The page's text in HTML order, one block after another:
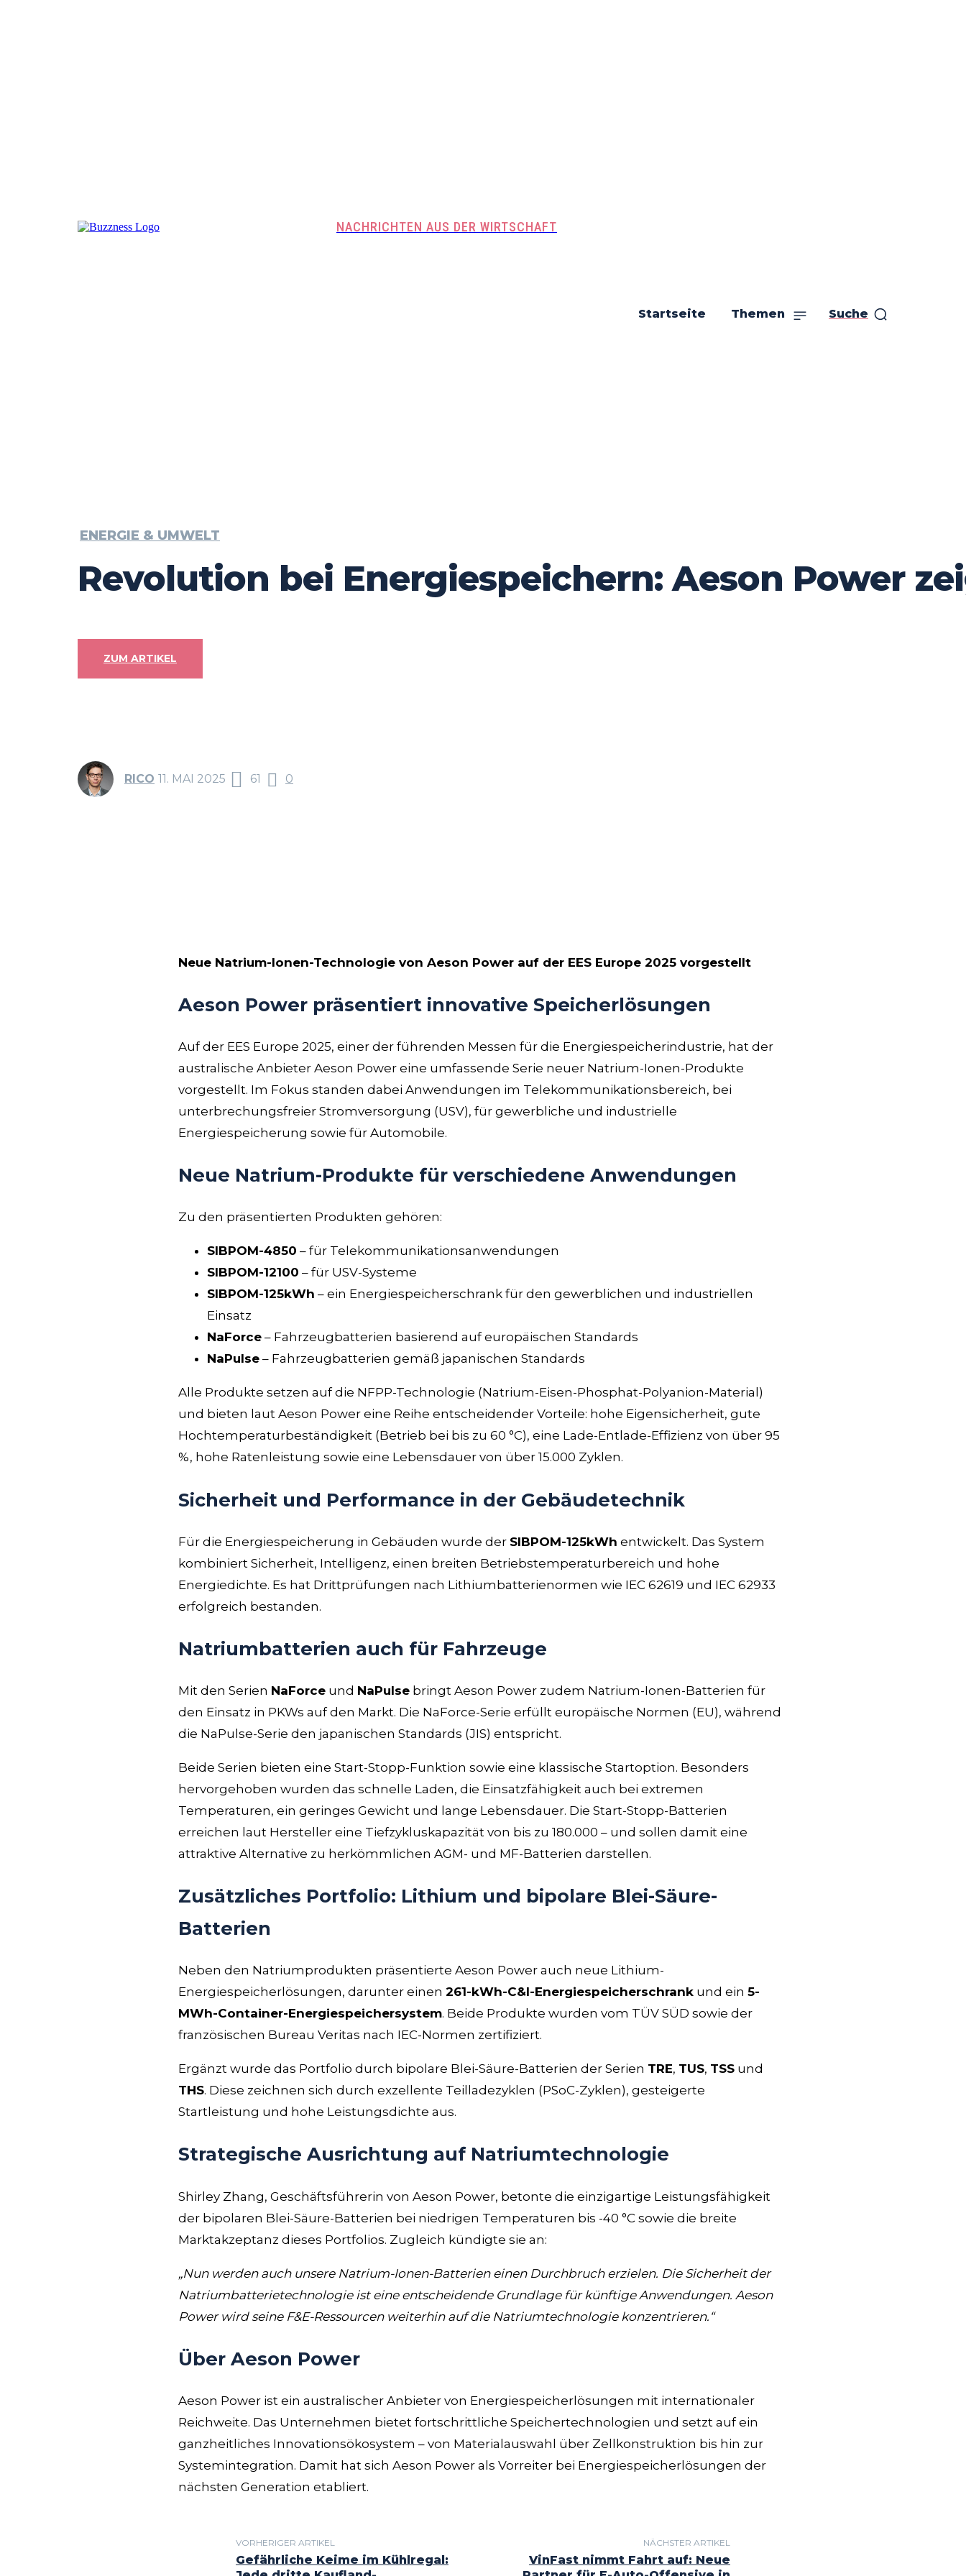
NACHRICHTEN AUS DER WIRTSCHAFT
Startseite Themen Suche
ENERGIE & UMWELT
Revolution bei Energiespeichern: Aeson Power
ZUM ARTIKEL
RICO 11. MAI 2025 61 0
Neue Natrium-Ionen-Technologie von Aeson Power auf der EES Europe 2025 vorgestellt
Aeson Power präsentiert innovative Speicherlösungen
Auf der EES Europe 2025, einer der führenden Messen für die Energiespeicherindustrie, hat der
australische Anbieter Aeson Power eine umfassende Serie neuer Natrium-Ionen-Produkte
vorgestellt. Im Fokus standen dabei Anwendungen im Telekommunikationsbereich, bei
unterbrechungsfreier Stromversorgung (USV), für gewerbliche und industrielle
Energiespeicherung sowie für Automobile.
Neue Natrium-Produkte für verschiedene Anwendungen
Zu den präsentierten Produkten gehören:
SIBPOM-4850 – für Telekommunikationsanwendungen
SIBPOM-12100 – für USV-Systeme
SIBPOM-125kWh – ein Energiespeicherschrank für den gewerblichen und industriellen
Einsatz
NaForce – Fahrzeugbatterien basierend auf europäischen Standards
NaPulse – Fahrzeugbatterien gemäß japanischen Standards
Alle Produkte setzen auf die NFPP-Technologie (Natrium-Eisen-Phosphat-Polyanion-Material)
und bieten laut Aeson Power eine Reihe entscheidender Vorteile: hohe Eigensicherheit, gute
Hochtemperaturbeständigkeit (Betrieb bei bis zu 60 °C), eine Lade-Entlade-Effizienz von über 95
%, hohe Ratenleistung sowie eine Lebensdauer von über 15.000 Zyklen.
Sicherheit und Performance in der Gebäudetechnik
Für die Energiespeicherung in Gebäuden wurde der SIBPOM-125kWh entwickelt. Das System
kombiniert Sicherheit, Intelligenz, einen breiten Betriebstemperaturbereich und hohe
Energiedichte. Es hat Drittprüfungen nach Lithiumbatterienormen wie IEC 62619 und IEC 62933
erfolgreich bestanden.
Natriumbatterien auch für Fahrzeuge
Mit den Serien NaForce und NaPulse bringt Aeson Power zudem Natrium-Ionen-Batterien für
den Einsatz in PKWs auf den Markt. Die NaForce-Serie erfüllt europäische Normen (EU), während
die NaPulse-Serie den japanischen Standards (JIS) entspricht.
Beide Serien bieten eine Start-Stopp-Funktion sowie eine klassische Startoption. Besonders
hervorgehoben wurden das schnelle Laden, die Einsatzfähigkeit auch bei extremen
Temperaturen, ein geringes Gewicht und lange Lebensdauer. Die Start-Stopp-Batterien
erreichen laut Hersteller eine Tiefzykluskapazität von bis zu 180.000 – und sollen damit eine
attraktive Alternative zu herkömmlichen AGM- und MF-Batterien darstellen.
Zusätzliches Portfolio: Lithium und bipolare Blei-Säure-
Batterien
Neben den Natriumprodukten präsentierte Aeson Power auch neue Lithium-
Energiespeicherlösungen, darunter einen 261-kWh-C&I-Energiespeicherschrank und ein 5-
MWh-Container-Energiespeichersystem. Beide Produkte wurden vom TÜV SÜD sowie der
französischen Bureau Veritas nach IEC-Normen zertifiziert.
Ergänzt wurde das Portfolio durch bipolare Blei-Säure-Batterien der Serien TRE, TUS, TSS und
THS. Diese zeichnen sich durch exzellente Teilladezyklen (PSoC-Zyklen), gesteigerte
Startleistung und hohe Leistungsdichte aus.
Strategische Ausrichtung auf Natriumtechnologie
Shirley Zhang, Geschäftsführerin von Aeson Power, betonte die einzigartige Leistungsfähigkeit
der bipolaren Blei-Säure-Batterien bei niedrigen Temperaturen bis -40 °C sowie die breite
Marktakzeptanz dieses Portfolios. Zugleich kündigte sie an:
„Nun werden auch unsere Natrium-Ionen-Batterien einen Durchbruch erzielen. Die Sicherheit der
Natriumbatterietechnologie ist eine entscheidende Grundlage für künftige Anwendungen. Aeson
Power wird seine F&E-Ressourcen weiterhin auf die Natriumtechnologie konzentrieren.“
Über Aeson Power
Aeson Power ist ein australischer Anbieter von Energiespeicherlösungen mit internationaler
Reichweite. Das Unternehmen bietet fortschrittliche Speichertechnologien und setzt auf ein
ganzheitliches Innovationsökosystem – von Materialauswahl über Zellkonstruktion bis hin zur
Systemintegration. Damit hat sich Aeson Power als Vorreiter bei Energiespeicherlösungen der
nächsten Generation etabliert.
VORHERIGER ARTIKEL
Gefährliche Keime im Kühlregal:
NÄCHSTER ARTIKEL
VinFast nimmt Fahrt auf: Neue